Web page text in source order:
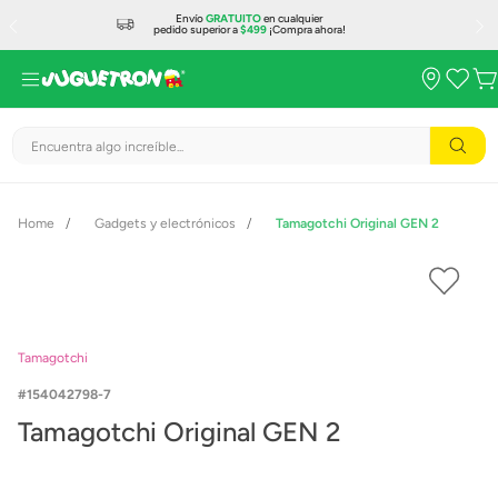
EnvíoGRATUITOen cualquier
pedido superior a$499¡Compra ahora!
Encuentra algo increíble...
Gadgets y electrónicos Tamagotchi Original GEN 2
Tamagotchi
154042798-7
Tamagotchi Original GEN 2